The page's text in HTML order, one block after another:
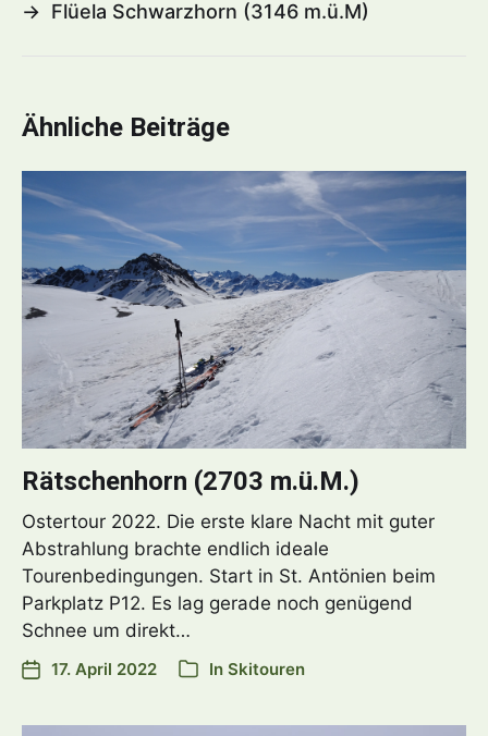
→ Flüela Schwarzhorn (3146 m.ü.M)
Ähnliche Beiträge
Rätschenhorn (2703 m.ü.M.)
Ostertour 2022. Die erste klare Nacht mit guter
Abstrahlung brachte endlich ideale
Tourenbedingungen. Start in St. Antönien beim
Parkplatz P12. Es lag gerade noch genügend
Schnee um direkt…
17. April 2022 In Skitouren